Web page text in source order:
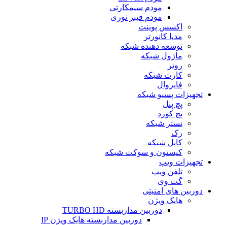
مودم سیمکارتی
مودم فیبر نوری
اکسس پوینت
مدیا کانورتر
توسعه دهنده شبکه
ماژول شبکه
روتر
کارت شبکه
فایروال
تجهیزات پسیو شبکه
پچ پنل
پچ کورد
تستر شبکه
رک
کابل شبکه
کیستون و سوکت شبکه
تجهیزات ویپ
تلفن ویپ
گت وی
دوربین های امنیتی
هایک ویژن
دوربین مداربسته TURBO HD
دوربین مداربسته هایک ویژن IP